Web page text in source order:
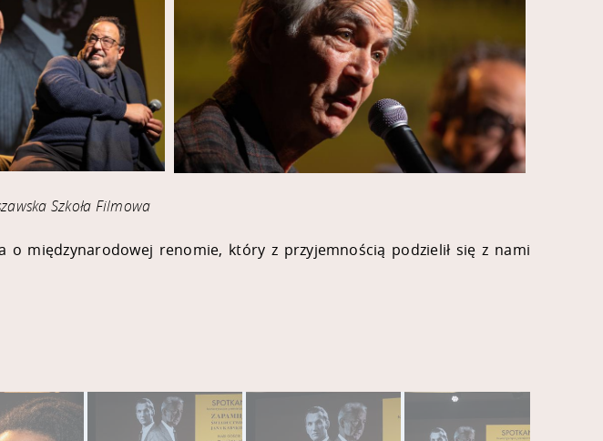
Szkoła Filmowa
międzynarodowej renomie, który z przyjemnością podzielił się z nami